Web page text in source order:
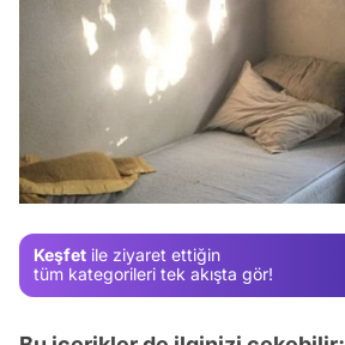
Keşfet ile ziyaret ettiğin
tüm kategorileri tek akışta gör!